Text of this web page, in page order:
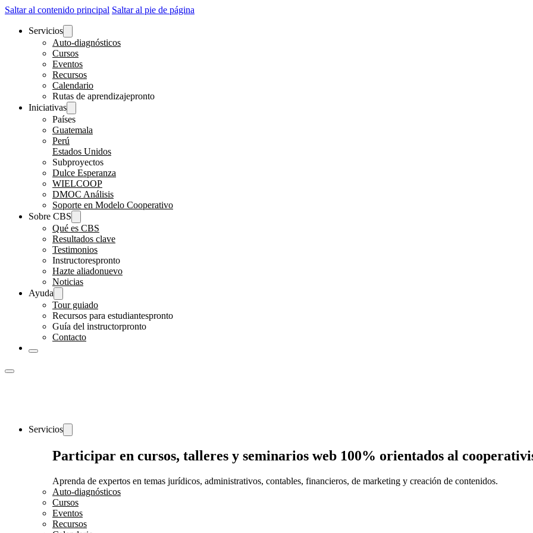
Saltar al contenido principal Saltar al pie de página
Servicios
Auto-diagnósticos
Cursos
Eventos
Recursos
Calendario
Rutas de aprendizajepronto
Iniciativas
Países
Guatemala
Perú
Estados Unidos
Subproyectos
Dulce Esperanza
WIELCOOP
DMOC Análisis
Soporte en Modelo Cooperativo
Sobre CBS
Qué es CBS
Resultados clave
Testimonios
Instructorespronto
Hazte aliadonuevo
Noticias
Ayuda
Tour guiado
Recursos para estudiantespronto
Guía del instructorpronto
Contacto
Servicios
Participar en cursos, talleres y seminarios web 100% orientados al
Aprenda de expertos en temas jurídicos, administrativos, contables, financieros, de marketing y creación de contenidos.
Auto-diagnósticos
Cursos
Eventos
Recursos